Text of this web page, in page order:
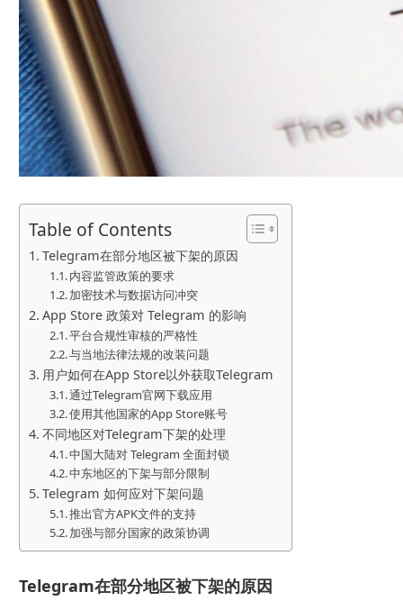
Table of Contents
Telegram在部分地区被下架的原因
内容监管政策的要求
加密技术与数据访问冲突
App Store 政策对 Telegram 的影响
平台合规性审核的严格性
与当地法律法规的改装问题
用户如何在App Store以外获取Telegram
通过Telegram官网下载应用
使用其他国家的App Store账号
不同地区对Telegram下架的处理
中国大陆对 Telegram 全面封锁
中东地区的下架与部分限制
Telegram 如何应对下架问题
推出官方APK文件的支持
加强与部分国家的政策协调
Telegram在部分地区被下架的原因